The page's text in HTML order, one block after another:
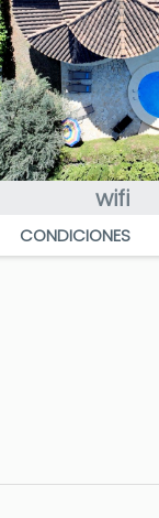
wifi
CONDICIONES